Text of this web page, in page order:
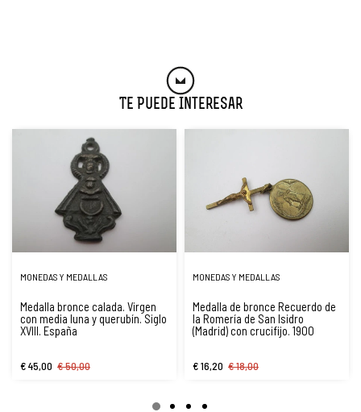
Te Puede Interesar
MONEDAS Y MEDALLAS
Medalla bronce calada. Virgen
con media luna y querubín. Siglo
XVIII. España
€ 45,00 € 50,00
MONEDAS Y MEDALLAS
Medalla de bronce Recuerdo de
la Romería de San Isidro
(Madrid) con crucifijo. 1900
€ 16,20 € 18,00